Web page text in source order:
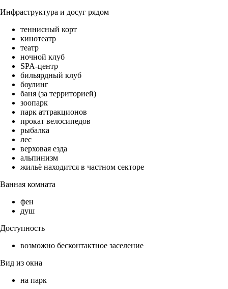
Инфраструктура и досуг рядом
теннисный корт
кинотеатр
театр
ночной клуб
SPA-центр
бильярдный клуб
боулинг
баня (за территорией)
зоопарк
парк аттракционов
прокат велосипедов
рыбалка
лес
верховая езда
альпинизм
жильё находится в частном секторе
Ванная комната
фен
душ
Доступность
возможно бесконтактное заселение
Вид из окна
на парк